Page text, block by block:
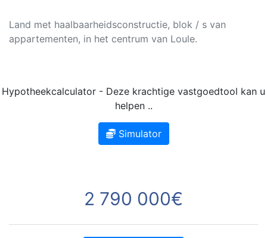
Land met haalbaarheidsconstructie, blok / s van
appartementen, in het centrum van Loule.
Hypotheekcalculator - Deze krachtige vastgoedtool kan u
helpen ..
Simulator
2 790 000€